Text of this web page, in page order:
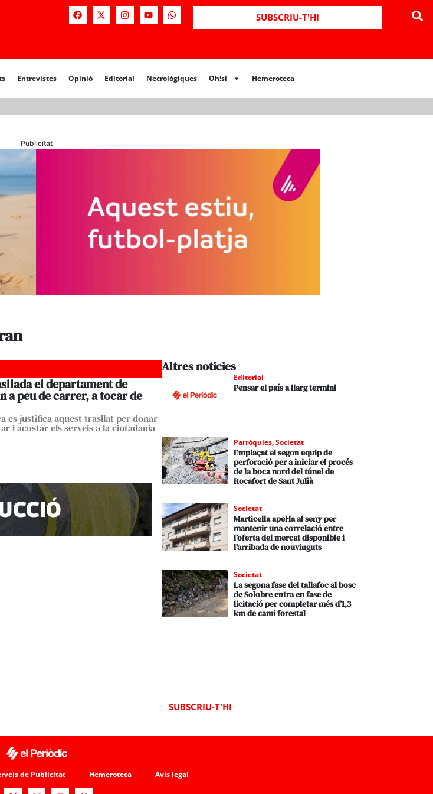
SUBSCRIU-T'HI
Entrevistes Opinió Editorial Necrològiques Oh!si Hemeroteca
Opinió Editorial Necrològiques Hemeroteca
Publicitat
el departament de
a peu de carrer, a tocar de
es justifica aquest trasllat per donar
i acostar els serveis a la ciutadania
Altres noticies
Editorial
Pensar el país a llarg termini
Parròquies,Societat
Emplaçat el segon equip de
perforació per a iniciar el procés
de la boca nord del túnel de
Rocafort de Sant Julià
Societat
Marticella apel·la al seny per
mantenir una correlació entre
l’oferta del mercat disponible i
l’arribada de nouvinguts
Societat
La segona fase del tallafoc al bosc
de Solobre entra en fase de
licitació per completar més d’1,3
km de camí forestal
SUBSCRIU-T'HI
de Publicitat Hemeroteca Avís legal